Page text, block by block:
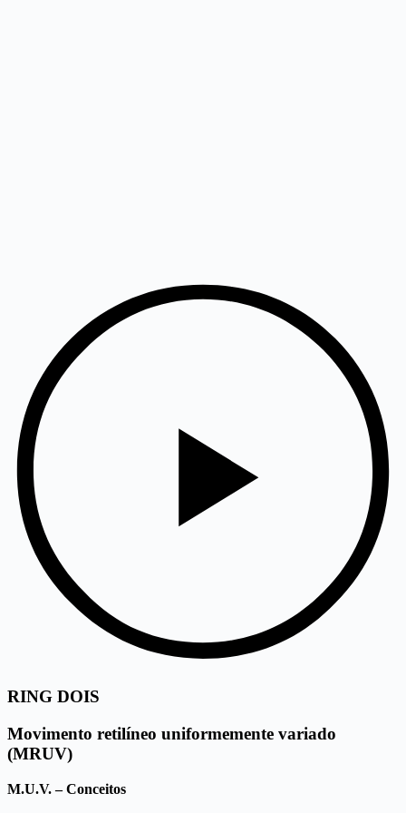
RING DOIS
Movimento retilíneo uniformemente variado
(MRUV)
M.U.V. – Conceitos